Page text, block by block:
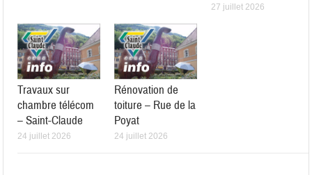
27 juillet 2026
Travaux sur
chambre télécom
– Saint-Claude
24 juillet 2026
Rénovation de
toiture – Rue de la
Poyat
24 juillet 2026